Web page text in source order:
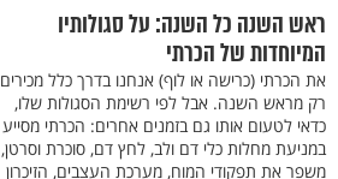
ראש השנה כל השנה: על סגולותיו
המיוחדות של הכרתי
את הכרתי (כרישה או לוף) אנחנו בדרך כלל מכירים
רק מראש השנה. אבל לפי רשימת הסגולות שלו,
כדאי לטעום אותו גם בזמנים אחרים: הכרתי מסייע
במניעת מחלות כלי דם ולב, לחץ דם, סוכרת וסרטן,
משפר את תפקודי המוח, מערכת העצבים, הזיכרון